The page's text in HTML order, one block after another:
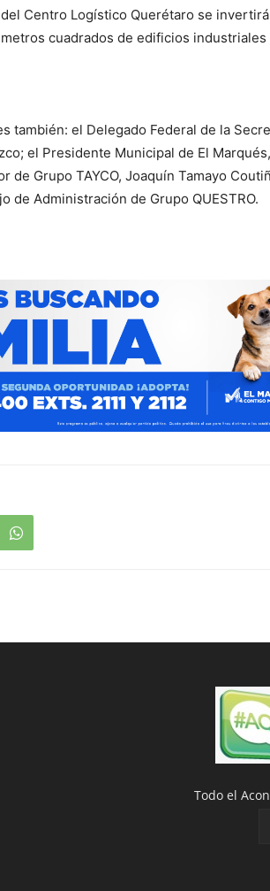
Centro Logístico Querétaro se
cuadrados de edificios industriales
también: el Delegado Federal de la
el Presidente Municipal de El
de Grupo TAYCO, Joaquín Tamayo
de Administración de Grupo QUESTRO.
Todo el